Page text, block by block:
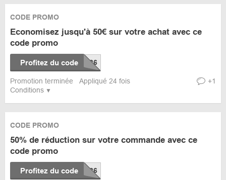
Conditions
CODE PROMO
Economisez jusqu'à 50€ sur votre achat avec ce
code promo
Profitez du code
Promotion terminée Appliqué 24 fois +1
CODE PROMO
50% de réduction sur votre commande avec ce
code promo
Profitez du code